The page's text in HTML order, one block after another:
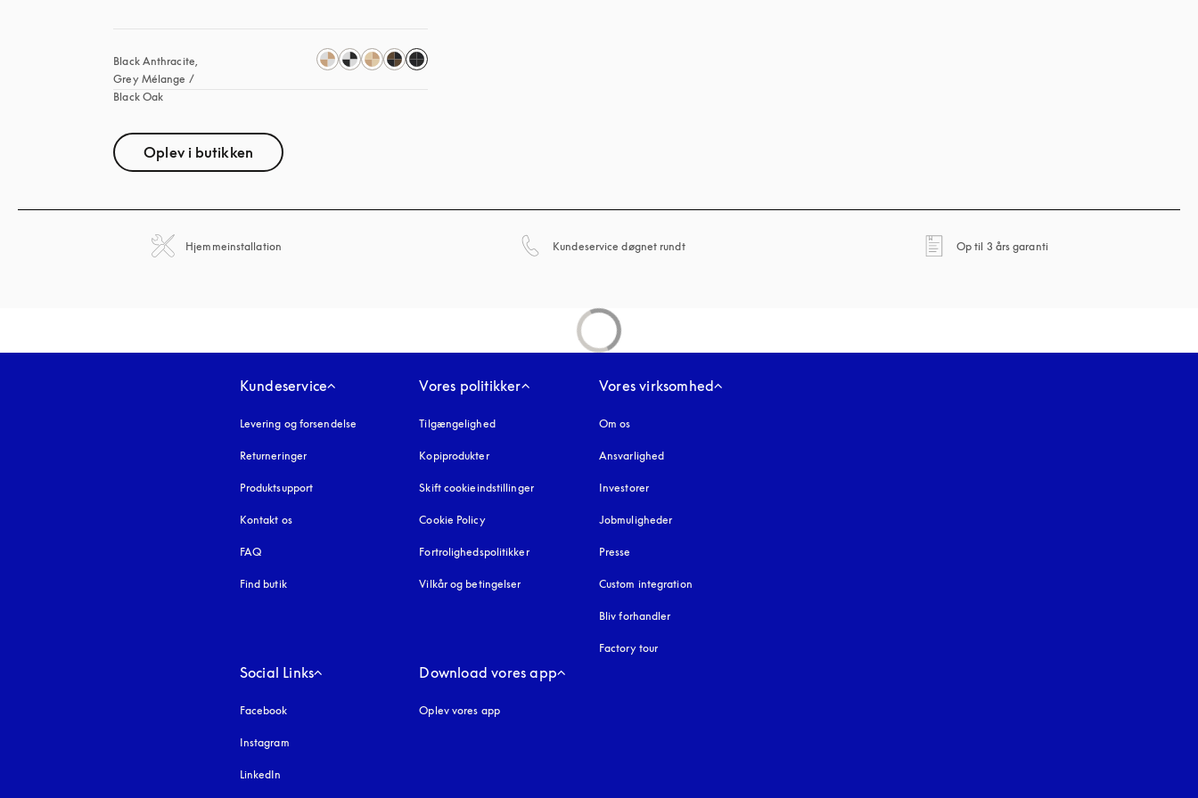
Black Anthracite,
Grey Mélange /
Black Oak
Oplev i butikken
Hjemmeinstallation Kundeservice døgnet rundt Op til 3 års garantiåbnes under en ny fane
Kundeservice
Levering og forsendelse
Returneringer
Produktsupport
Kontakt os
FAQ
Find butik
Vores politikker
Tilgængelighedåbnes under en ny fane
Kopiprodukteråbnes under en ny fane
Skift cookieindstillinger
Cookie Policyåbnes under en ny fane
Fortrolighedspolitikkeråbnes under en ny fane
Vilkår og betingelser
Vores virksomhed
Om os
Ansvarlighed
Investorer
Jobmuligheder
Presse
Custom integration
Bliv forhandler
Factory tour
Social Links
Facebook
Instagram
LinkedIn
Download vores app
Oplev vores app